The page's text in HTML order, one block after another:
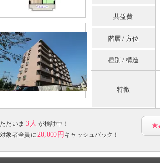
共益費
階層 / 方位
種別 / 構造
特徴
ただいま 3人 が検討中！
対象者全員に 20,000円 キャッシュバック！